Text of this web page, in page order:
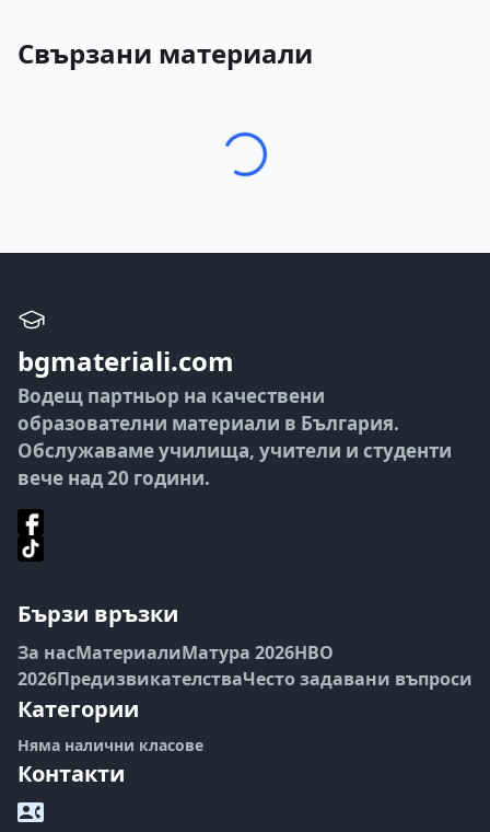
Свързани материали
bgmateriali.com
Водещ партньор на качествени
образователни материали в България.
Обслужаваме училища, учители и студенти
вече над 20 години.
Бързи връзки
За насМатериалиМатура 2026НВО
2026ПредизвикателстваЧесто задавани въпроси
Категории
Няма налични класове
Контакти